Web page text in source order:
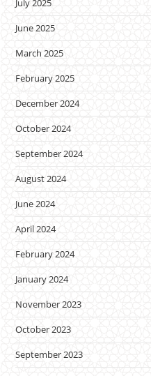
July 2025
June 2025
March 2025
February 2025
December 2024
October 2024
September 2024
August 2024
June 2024
April 2024
February 2024
January 2024
November 2023
October 2023
September 2023